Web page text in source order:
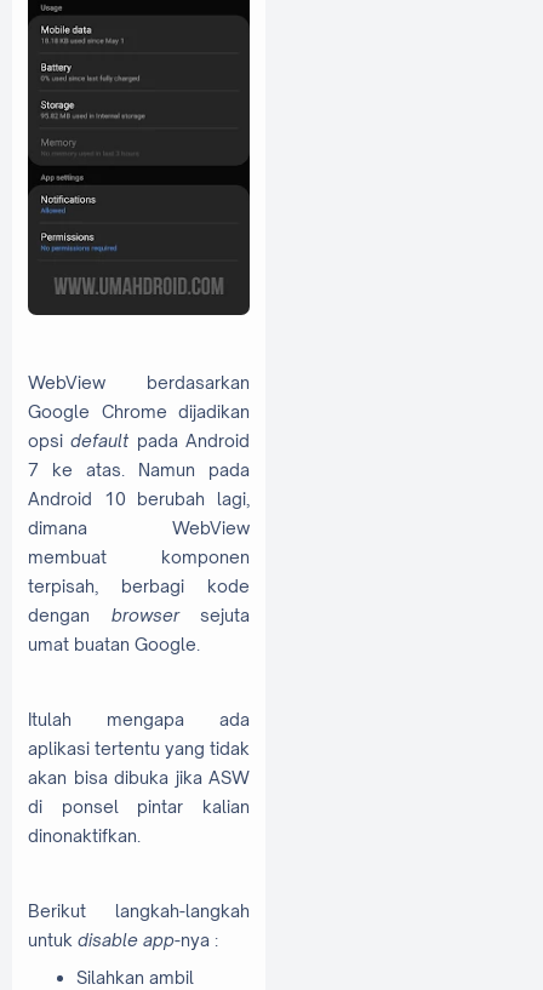
WebView berdasarkan
Google Chrome dijadikan
opsidefault pada Android
7 ke atas. Namun pada
Android 10 berubah lagi,
dimana WebView
membuat komponen
terpisah, berbagi kode
dengan browsersejuta
umat buatan Google.
Itulah mengapa ada
aplikasi tertentu yang tidak
akan bisa dibuka jika ASW
di ponsel pintar kalian
dinonaktifkan.
Berikut langkah-langkah
untuk disable app-nya :
Silahkan ambil